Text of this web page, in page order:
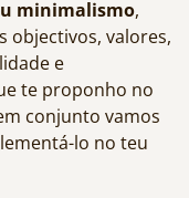
minimalismo,
objectivos, valores,
e
te proponho no
conjunto vamos
lo no teu